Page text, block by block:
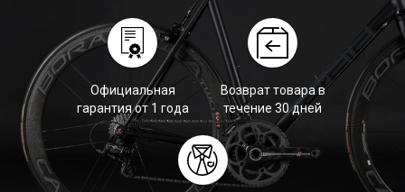
Официальная
гарантия от 1 года
Возврат товара в
течение 30 дней